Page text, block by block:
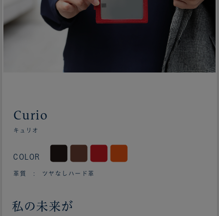
Curio
キュリオ
COLOR
革質 : ツヤなしハード革
私の未来が